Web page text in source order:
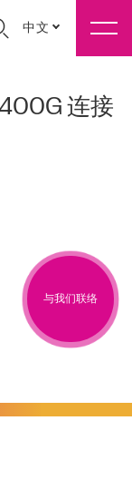
中文
连接
与我们联络